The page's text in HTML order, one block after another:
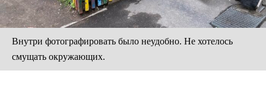
Внутри фотографировать было неудобно. Не хотелось
смущать окружающих.